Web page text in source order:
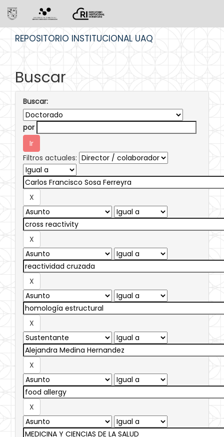
REPOSITORIO INSTITUCIONAL UAQ
Buscar
Buscar:
por
Filtros actuales: